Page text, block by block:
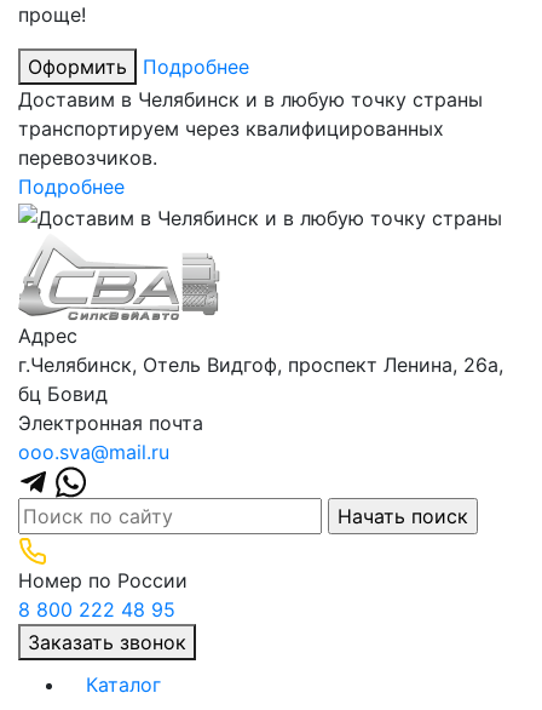
проще!
Оформить
Подробнее
Доставим в Челябинск и в любую точку страны
транспортируем через квалифицированных
перевозчиков.
Подробнее
Адрес
г.Челябинск, ​Отель Видгоф, проспект Ленина, 26а,
бц Бовид
Электронная почта
ooo.sva@mail.ru
Номер по России
8 800 222 48 95
Заказать звонок
Каталог